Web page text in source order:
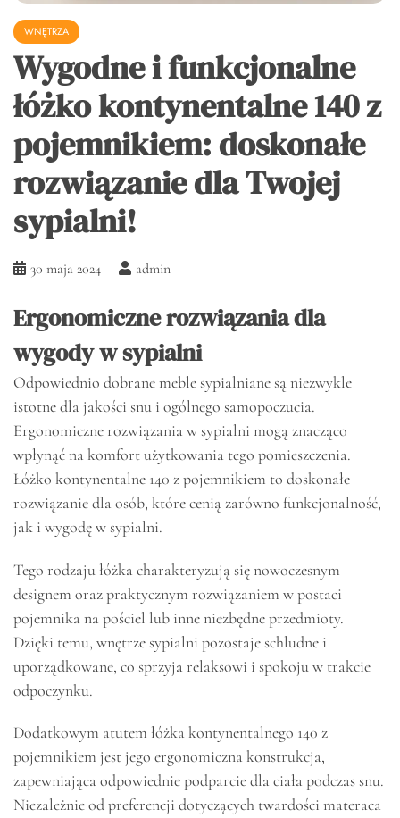
WNĘTRZA
Wygodne i funkcjonalne
łóżko kontynentalne 140 z
pojemnikiem: doskonałe
rozwiązanie dla Twojej
sypialni!
30 maja 2024 admin
Ergonomiczne rozwiązania dla
wygody w sypialni
Odpowiednio dobrane meble sypialniane są niezwykle
istotne dla jakości snu i ogólnego samopoczucia.
Ergonomiczne rozwiązania w sypialni mogą znacząco
wpłynąć na komfort użytkowania tego pomieszczenia.
Łóżko kontynentalne 140 z pojemnikiem to doskonałe
rozwiązanie dla osób, które cenią zarówno funkcjonalność,
jak i wygodę w sypialni.
Tego rodzaju łóżka charakteryzują się nowoczesnym
designem oraz praktycznym rozwiązaniem w postaci
pojemnika na pościel lub inne niezbędne przedmioty.
Dzięki temu, wnętrze sypialni pozostaje schludne i
uporządkowane, co sprzyja relaksowi i spokoju w trakcie
odpoczynku.
Dodatkowym atutem łóżka kontynentalnego 140 z
pojemnikiem jest jego ergonomiczna konstrukcja,
zapewniająca odpowiednie podparcie dla ciała podczas snu.
Niezależnie od preferencji dotyczących twardości materaca